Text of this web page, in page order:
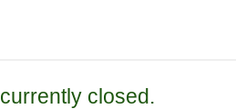
closed.